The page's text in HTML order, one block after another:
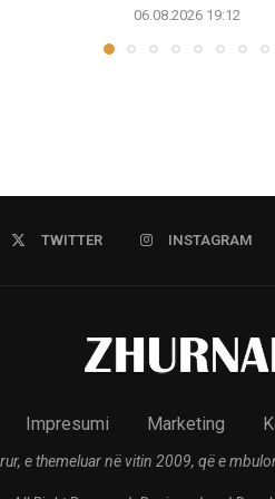
06.08.2026 19:12
TWITTER INSTAGRAM
Impresumi Marketing
e themeluar në vitin 2009, që e